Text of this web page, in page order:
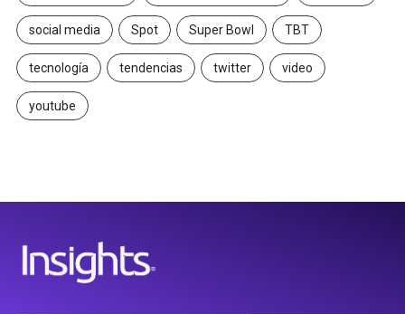
social media Spot Super Bowl TBT
tecnología tendencias twitter video
youtube